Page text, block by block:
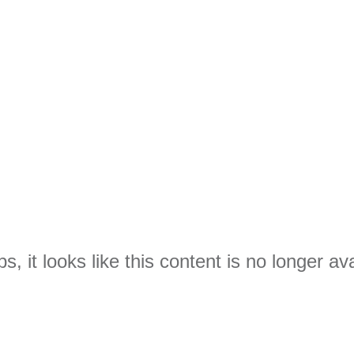
it looks like this content is no longer